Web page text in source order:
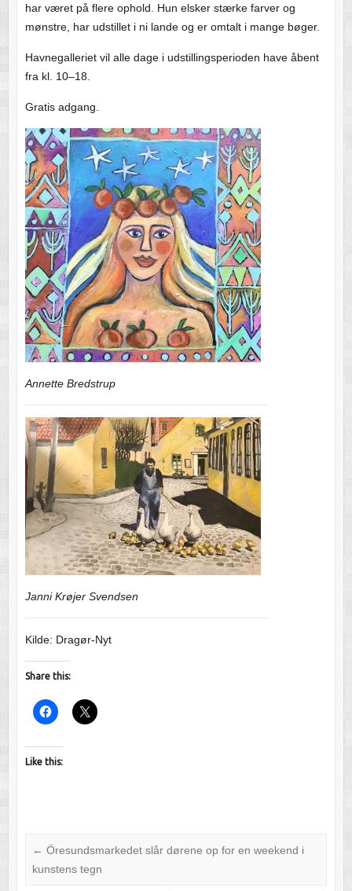
har været på flere ophold. Hun elsker stærke farver og
mønstre, har udstillet i ni lande og er omtalt i mange bøger.
Havnegalleriet vil alle dage i udstillingsperioden have åbent
fra kl. 10–18.
Gratis adgang.
Annette Bredstrup
Janni Krøjer Svendsen
Kilde: Dragør-Nyt
Share this:
Like this:
← Öresundsmarkedet slår dørene op for en weekend i
kunstens tegn